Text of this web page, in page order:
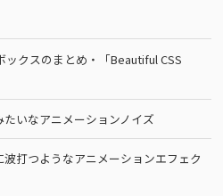
クスのまとめ・「Beautiful CSS
いなアニメーションノイズ
打つようなアニメーションエフェク